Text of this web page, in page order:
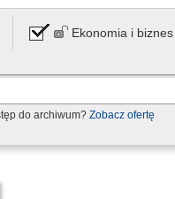
Ekonomia i biznes
do archiwum? Zobacz ofertę